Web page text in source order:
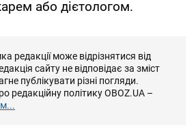
або дієтологом.
редакції може відрізнятися від
сайту не відповідає за зміст
публікувати різні погляди.
редакційну політику OBOZ.UA –